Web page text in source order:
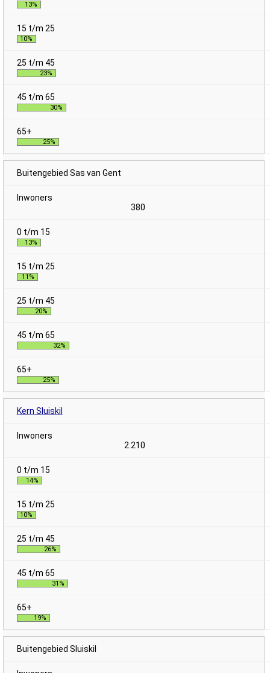
13%
10%
23%
30%
25%
Buitengebied Sas van Gent
380
13%
11%
20%
32%
25%
Kern Sluiskil
2.210
14%
10%
26%
31%
19%
Buitengebied Sluiskil